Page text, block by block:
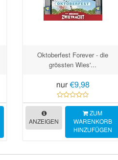
Oktoberfest Forever - die
grössten Wies'...
nur €9,98
ANZEIGEN
ZUM
WARENKORB
HINZUFÜGEN